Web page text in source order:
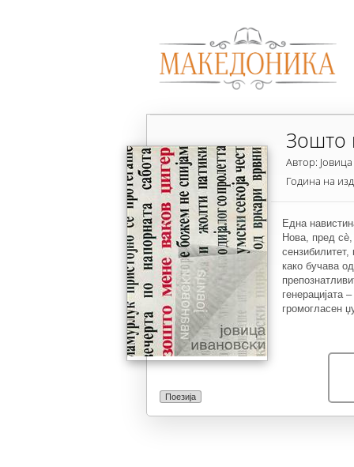
Поезија
Зошто
Автор:
Година на
Една
Нова, пред сè,
сензибилитет,
како бучава
генерацијата
громогласен